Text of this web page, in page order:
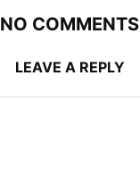
NO COMMENTS
LEAVE A REPLY